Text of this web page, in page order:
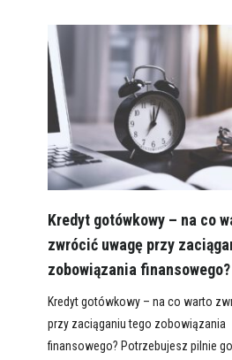
Kredyt gotówkowy – na co
zwrócić uwagę przy
zobowiązania finansowego?
Kredyt gotówkowy – na co warto
przy zaciąganiu tego zobowiązania
finansowego? Potrzebujesz pilnie